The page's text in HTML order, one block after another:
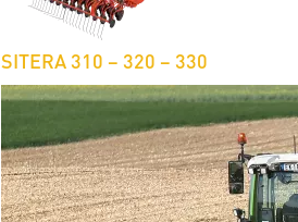
SITERA 310 – 320 – 330